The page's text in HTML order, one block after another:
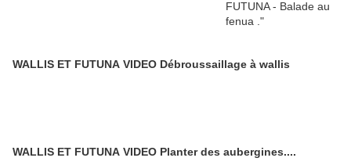
WALLIS ET FUTUNA VIDEO Débroussaillage à wallis
WALLIS ET FUTUNA VIDEO Planter des aubergines....